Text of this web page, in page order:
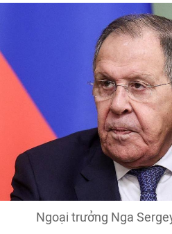
Ngoại trưởng Nga